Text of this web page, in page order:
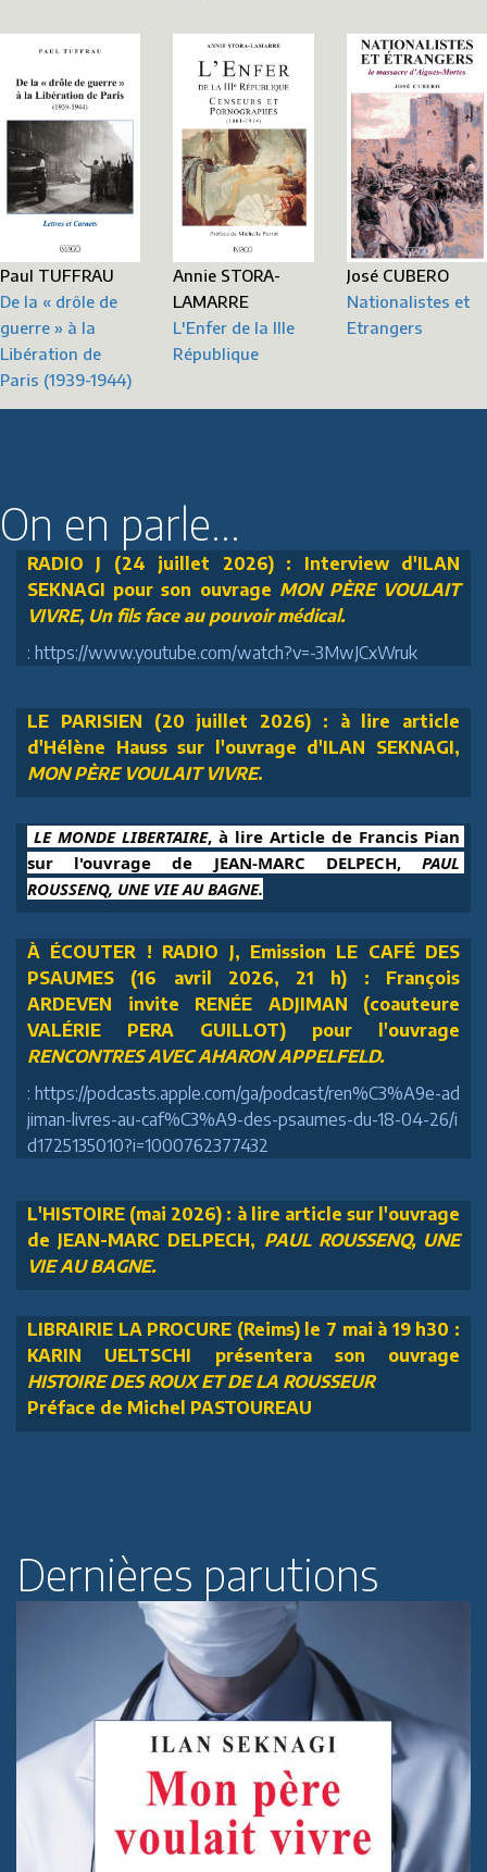
Paul TUFFRAU
De la « drôle de
guerre » à la
Libération de
Paris (1939-1944)
Annie STORA-
LAMARRE
L'Enfer de la IIIe
République
José CUBERO
Nationalistes et
Etrangers
On en parle...
RADIO J (24 juillet 2026) : Interview d'ILAN
SEKNAGI pour son ouvrage MON PÈRE VOULAIT
VIVRE, Un fils face au pouvoir médical.
: https://www.youtube.com/watch?v=-3MwJCxWruk
LE PARISIEN (20 juillet 2026) : à lire article
d'Hélène Hauss sur l'ouvrage d'ILAN SEKNAGI,
MON PÈRE VOULAIT VIVRE.
LE MONDE LIBERTAIRE, à lire Article de Francis Pian
sur l'ouvrage de JEAN-MARC DELPECH, PAUL
ROUSSENQ, UNE VIE AU BAGNE.
À ÉCOUTER ! RADIO J, Emission LE CAFÉ DES
PSAUMES (16 avril 2026, 21 h) : François
ARDEVEN invite RENÉE ADJIMAN (coauteure
VALÉRIE PERA GUILLOT) pour l'ouvrage
RENCONTRES AVEC AHARON APPELFELD.
: https://podcasts.apple.com/ga/podcast/ren%C3%A9e-ad
jiman-livres-au-caf%C3%A9-des-psaumes-du-18-04-26/i
d1725135010?i=1000762377432
L'HISTOIRE (mai 2026) : à lire article sur l'ouvrage
de JEAN-MARC DELPECH, PAUL ROUSSENQ, UNE
VIE AU BAGNE.
LIBRAIRIE LA PROCURE (Reims) le 7 mai à 19 h30 :
KARIN UELTSCHI présentera son ouvrage
HISTOIRE DES ROUX ET DE LA ROUSSEUR
Préface de Michel PASTOUREAU
Dernières parutions